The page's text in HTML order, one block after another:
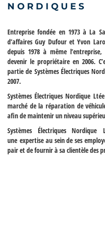
NORDIQUES
Entreprise fondée en 1973 à La
d’affaires Guy Dufour et Yvon
depuis 1978 à même
devenir le propriétaire en 2006.
partie de Systèmes Électriques
2007.
Systèmes Électriques Nordique Ltée
marché de la réparation de
afin de maintenir un niveau
Systèmes Électriques Nordique
une expertiseau sein de ses
pair et de fournir à sa clientèle des